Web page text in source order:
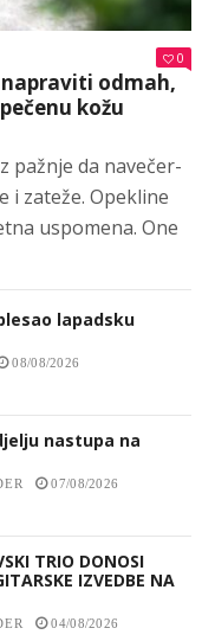
0
napraviti odmah,
kožu
pažnje da navečer-
i zateže. Opekline
uspomena. One
lapadsku
08/08/2026
nastupa na
07/08/2026
TRIO DONOSI
IZVEDBE NA
04/08/2026